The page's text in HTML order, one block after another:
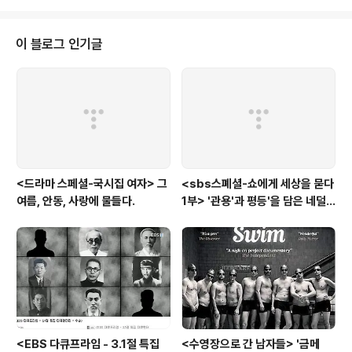
중반을 들어선 는 갑 중의 갑 한정호의 철딱서니 없는 사랑을 통해, 이른바 우리
사회 지도층의 '도덕적 아노미'를 적나라하게 해부한다. 한정호, 한인상 부자가
이 블로그 인기글
<드라마 스페셜-국시집 여자> 그
여름, 안동, 사랑에 물들다.
<sbs스폐셜-쇼에게 세상을 묻다
1부> '관용'과 평등'을 담은 네덜
<EBS 다큐프라임 - 3.1절 특집
<수영장으로 간 남자들> '금메